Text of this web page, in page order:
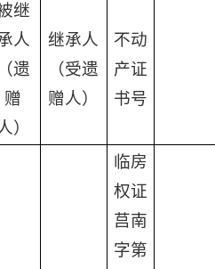
继
人
遗
赠
）
继承人
（受遗
赠人）
不动
产证
书号
临房
权证
莒南
字第